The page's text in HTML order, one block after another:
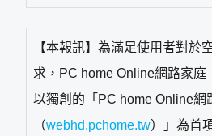
【本報訊】為滿足使用者對於
求，PC home Online網路家庭
以獨創的「PC home Online網
（webhd.pchome.tw）」為首